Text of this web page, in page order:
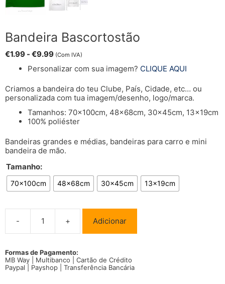
Bandeira Bascortostão
€1.99 - €9.99 (Com IVA)
Personalizar com sua imagem? CLIQUE AQUI
Criamos a bandeira do teu Clube, País, Cidade, etc… ou
personalizada com tua imagem/desenho, logo/marca.
Tamanhos: 70x100cm, 48x68cm, 30x45cm, 13x19cm
100% poliéster
Bandeiras grandes e médias, bandeiras para carro e mini
bandeira de mão.
Tamanho:
70x100cm 48x68cm 30x45cm 13x19cm
-
Quantidade
de
+ Adicionar
Formas de Pagamento:
MB Way | Multibanco | Cartão de Crédito
Paypal | Payshop | Transferência Bancária